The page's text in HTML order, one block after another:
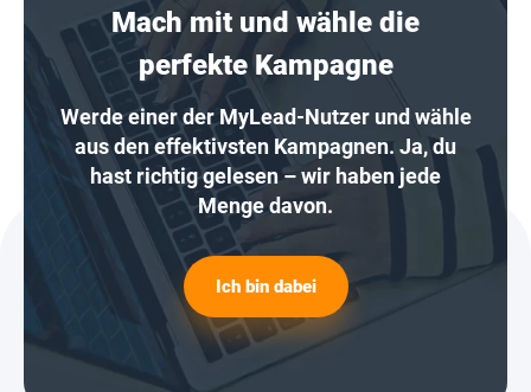
Mach mit und wähle die
perfekte Kampagne
Werde einer der MyLead-Nutzer und wähle
aus den effektivsten Kampagnen. Ja, du
hast richtig gelesen – wir haben jede
Menge davon.
Ich bin dabei